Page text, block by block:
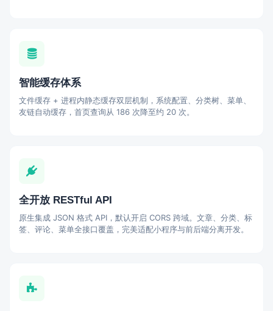
智能缓存体系
文件缓存 + 进程内静态缓存双层机制，系统配置、分类树、菜单、
友链自动缓存，首页查询从 186 次降至约 20 次。
全开放 RESTful API
原生集成 JSON 格式 API，默认开启 CORS 跨域。文章、分类、标
签、评论、菜单全接口覆盖，完美适配小程序与前后端分离开发。